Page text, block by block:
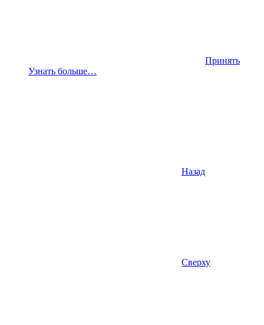
Принять
Узнать больше…
Назад
Сверху